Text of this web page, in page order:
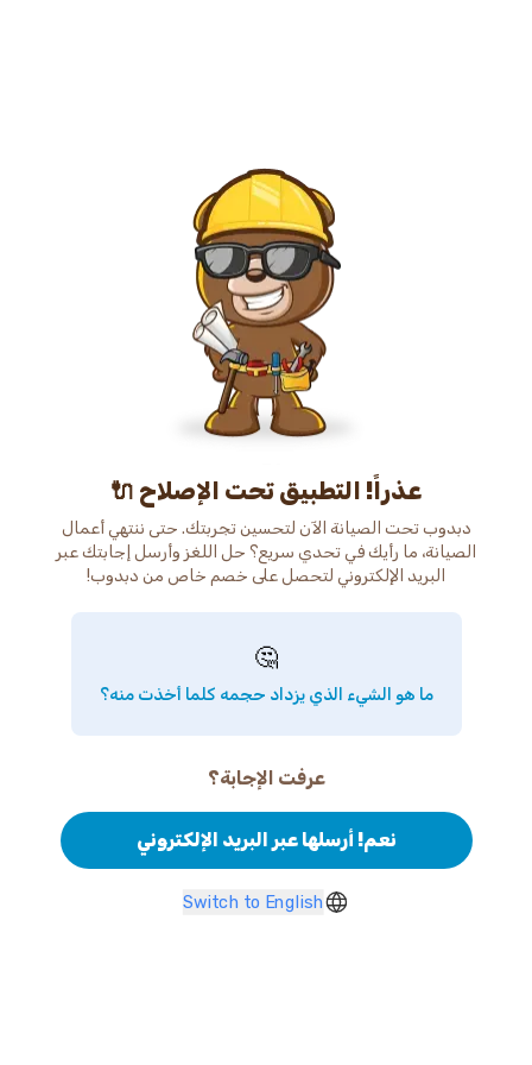
عذراً! التطبيق تحت الإصلاح 🔌
دبدوب تحت الصيانة الآن لتحسين تجربتك. حتى ننتهي أعمال
الصيانة، ما رأيك في تحدي سريع؟ حل اللغز وأرسل إجابتك عبر
البريد الإلكتروني لتحصل على خصم خاص من دبدوب!
🤔
ما هو الشيء الذي يزداد حجمه كلما أخذت منه؟
عرفت الإجابة؟
نعم! أرسلها عبر البريد الإلكتروني
Switch to English